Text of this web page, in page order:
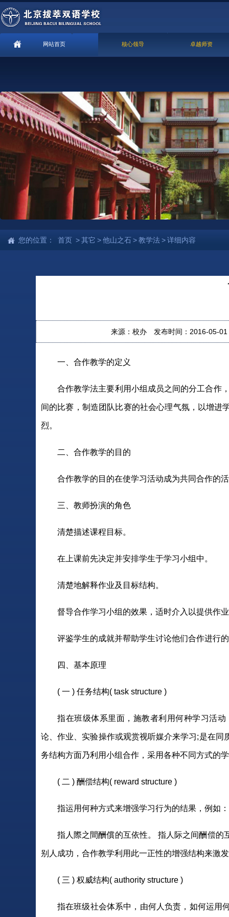
网站首页 核心领导 卓越师资
您的位置： 首页 >其它 >他山之石>教学法>详细内容
来源：校办 发布时间：2016-05-
一、合作教学的定义
合作教学法主要利用小组成员之间的分工合作
间的比赛，制造团队比赛的社会心理气氛，以增进
烈。
二、合作教学的目的
合作教学的目的在使学习活动成为共同合作的
三、教师扮演的角色
清楚描述课程目标。
在上课前先决定并安排学生于学习小组中。
清楚地解释作业及目标结构。
督导合作学习小组的效果，适时介入以提供作
评鉴学生的成就并帮助学生讨论他们合作进行
四、基本原理
( 一 ) 任务结构( task structure )
指在班级体系里面，施教者利用何种学习活
论、作业、实验操作或观赏视听媒介来学习;是在
务结构方面乃利用小组合作，采用各种不同方式的
( 二 ) 酬偿结构( reward structure )
指运用何种方式来增强学习行为的结果，例如
指人際之間酬償的互依性。 指人际之间酬偿
别人成功，合作教学利用此一正性的增强结构来激
( 三 ) 权威结构( authority structure )
指在班级社会体系中，由何人负责，如何运用